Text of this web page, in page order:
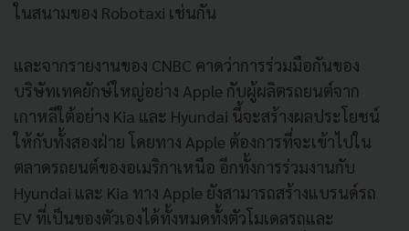
ในสนามของ Robotaxi เช่นกัน
และจากรายงานของ CNBC คาดว่าการร่วมมือกันของ
บริษัทเทคยักษ์ใหญ่อย่าง Apple กับผู้ผลิตรถยนต์จาก
เกาหลีใต้อย่าง Kia และ Hyundai นี้จะสร้างผลประโยชน์
ให้กับทั้งสองฝ่าย โดยทาง Apple ต้องการที่จะเข้าไปใน
ตลาดรถยนต์ของอเมริกาเหนือ อีกทั้งการร่วมงานกับ
Hyundai และ Kia ทาง Apple ยังสามารถสร้างแบรนด์รถ
EV ที่เป็นของตัวเองได้ทั้งหมดทั้งตัวโมเดลรถและ